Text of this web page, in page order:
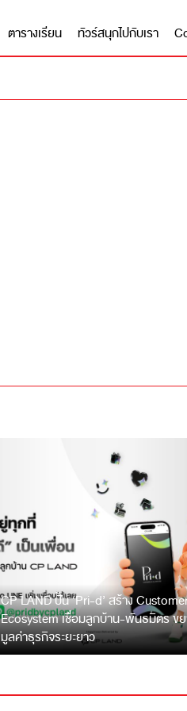
ตารางเรียน ทัวร์สนุกไปกับเรา
CP LAND ปั้น ‘Pri-d’ สร้าง
Ecosystem เชื่อมลูกบ้าน-พันธมิตร ข
มูลค่าธุรกิจระยะยาว